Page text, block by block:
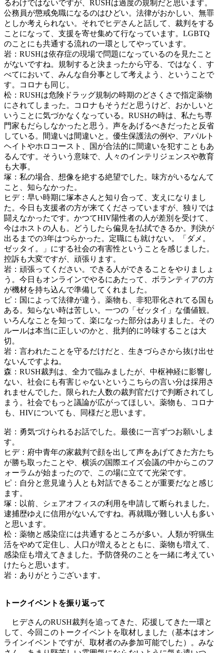
るわけではないですが、RUSHは過度の規制だと思います。
公務員が懲戒免職になるのはひどい。法律がおかしい、無罪
としか考えられない。それでヒデさんと話して、裁判をする
ことになって、支援を寄せ集めて行なっています。LGBTQ
のことにも共通する流れの一環としてやっています。
岩：RUSHは依存症の現場で問題になっているのを見たこと
がないですね。規制すると決まったから守る、ではなく、す
べてにおいて、みんな自分事として考えよう、ということで
す。コロナも同じ。
松：RUSHは危険ドラッグ規制の時期のどさくさで指定薬物
にされてしまった。コロナもそうだと思うけど、おかしいと
いうことに気づかなくなっている。RUSHの時は、私たち専
門家もだらしなかったと思う。声をあげるべきだったと反省
している。間違いは間違いと。優生保護法の例や、アパルト
ヘイトやホロコースト、国が合法的に間違いを犯すこともあ
るんです。そういう意味で、人々のインテリジェンスや教育
も大事。
塚：私の場合、想像を絶する絶望でした。味方がいるなんて
こと、知らなかった。
ヒデ：早い時期に塚本さんと知り合って、支えになりまし
た。今日も支援者の方が来てくださっていますが、独りでは
闘えなかったです。かつてHIV陽性者の人が差別を受けて、
今はホストの人も。どうしたら偏見を払拭できるか。判決が
出るまでの3年はつらかった。定職にも就けない。「ダメ。
ゼッタイ。」にする社会の有害性ということを感じました。
控訴も大変ですが、頑張ります。
岩：頑張ってください。できる人ができることをやりましょ
う。今日もオンラインでやるにあたって、ボランティアの方
が機材を持ち込んで準備してくれました。
ピ：国によって法律が違う。薬物も、非犯罪化されてる国も
ある。知らない時は苦しい。一つの「ゼッタイ」な価値観。
いろんなことを知って、楽になった部分はありました。その
ルールは本当に正しいのかと、批判的に吟味することは大
切。
岩：言われたことを守るだけだと、生きづらさから抜け出せ
ないんですよね。
森：RUSH裁判は、全力で臨みましたが、中枢神経に影響し
ない、社会にも有害じゃないというこちらの言い分は採用さ
れませんでした。限られた人数の裁判官だけで判断されてし
まう。社会でもっと議論が広がってほしい。薬物も、コロナ
も、HIVについても、同様だと思います。
岩：勇気づけられるお話でした。最後に一言ずつお願いしま
す。
ヒデ：府中青年の家裁判で顔を出して声をあげてきた方たち
が勝ち取ったことや、横浜の国際エイズ会議の中からこのフ
ォーラムが始まったので、この場に立てて光栄です。
ピ：自分と意見違う人とも対話できることが重要だなと感じ
ます。
塚：以前、シェアオフィスの利用を申請して断られました。
逮捕歴ゆえに信用がないんですね。再就職が難しい人も多い
と思います。
松：薬物と感染症には共通するところが多い。人類が狩猟生
活をやめて定住し、人口が増えるとともに、薬物も増えて、
感染症も増えてきました。予防啓発のことを一緒に考えてい
けたらと思います。
岩：ありがとうございます。
トークイベントを振り返って
ヒデさんのRUSH裁判を追ってきた、応援してきた一環と
して、今回このトークイベントを取材しました（基本はオン
ラインイベントですが、取材者のみ参加可能でした）。みな